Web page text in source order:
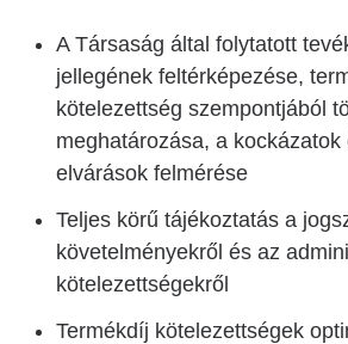
A Társaság által folytatott
jellegének feltérképezése,
kötelezettség szempontjából
meghatározása, a kockázatok
elvárások felmérése
Teljes körű tájékoztatás a
követelményekről és az
kötelezettségekről
Termékdíj kötelezettségek